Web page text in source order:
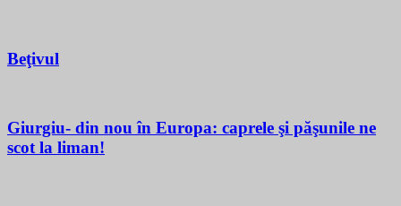
Beţivul
Giurgiu- din nou în Europa: caprele şi păşunile ne
scot la liman!